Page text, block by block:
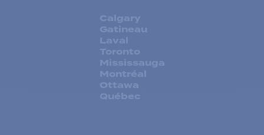
Calgary
Gatineau
Laval
Toronto
Mississauga
Montréal
Ottawa
Québec